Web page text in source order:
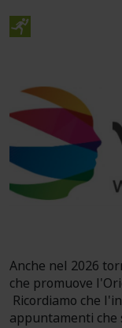
Anche nel 2026
che promuove
Ricordiamo che
appuntamenti che